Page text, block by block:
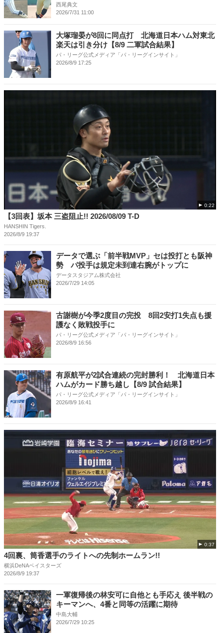
西尾典文
2026/7/31 11:00
大塚瑠晏が8回に同点打 北海道日本ハム対東北
楽天は引き分け【8/9 二軍試合結果】
パ・リーグ公式メディア「パ・リーグインサイト」
2026/8/9 17:25
0:22
【3回表】坂本 三盗阻止!! 2026/08/09 T-D
HANSHIN Tigers.
2026/8/9 19:37
データで選ぶ「前半戦MVP」セは投打とも阪神
勢 パ投手は規定未到達右腕がトップに
データスタジアム株式会社
2026/7/29 14:05
古謝樹が今季2度目の完投 8回2安打1失点も援
護なく敗戦投手に
パ・リーグ公式メディア「パ・リーグインサイト」
2026/8/9 16:56
有原航平が2試合連続の完封勝利！ 北海道日本
ハムがカード勝ち越し【8/9 試合結果】
パ・リーグ公式メディア「パ・リーグインサイト」
2026/8/9 16:41
0:37
4回裏、筒香選手のライトへの先制ホームラン!!
横浜DeNAベイスターズ
2026/8/9 19:37
一軍復帰後の林安可に自他とも手応え 後半戦の
キーマンへ、4番と同等の活躍に期待
中島大輔
2026/7/29 10:25